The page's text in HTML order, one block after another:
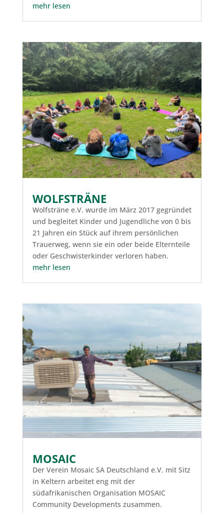
mehr lesen
WOLFSTRÄNE
Wolfsträne e.V. wurde im März 2017 gegründet
und begleitet Kinder und Jugendliche von 0 bis
21 Jahren ein Stück auf ihrem persönlichen
Trauerweg, wenn sie ein oder beide Elternteile
oder Geschwisterkinder verloren haben.
mehr lesen
MOSAIC
Der Verein Mosaic SA Deutschland e.V. mit Sitz
in Keltern arbeitet eng mit der
südafrikanischen Organisation MOSAIC
Community Developments zusammen.